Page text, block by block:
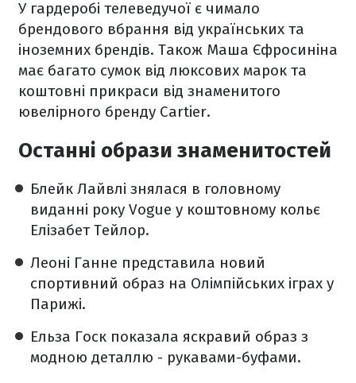
У гардеробі телеведучої є чимало
брендового вбрання від українських та
іноземних брендів. Також Маша Єфросиніна
має багато сумок від люксових марок та
коштовні прикраси від знаменитого
ювелірного бренду Cartier.
Останні образи знаменитостей
Блейк Лайвлі знялася в головному
виданні року Vogue у коштовному кольє
Елізабет Тейлор.
Леоні Ганне представила новий
спортивний образ на Олімпійських іграх у
Парижі.
Ельза Госк показала яскравий образ з
модною деталлю - рукавами-буфами.